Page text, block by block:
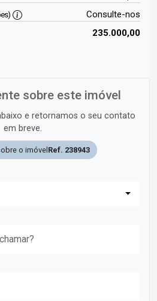
Consulte-nos
235.000,00
sobre este imóvel
e retornamos o seu contato
em breve.
o imóvel Ref. 238943